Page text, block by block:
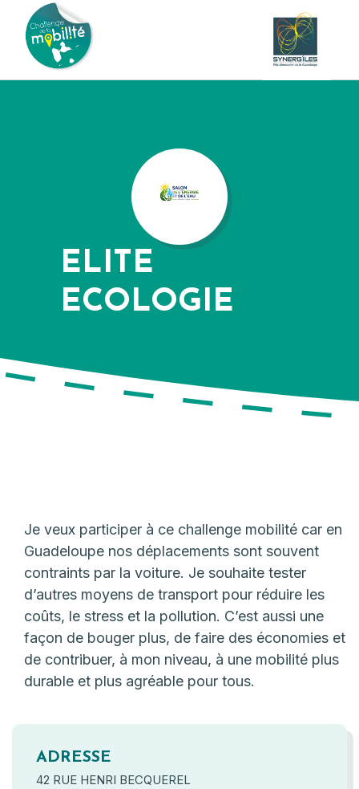
ELITE
ECOLOGIE
Je veux participer à ce challenge mobilité car en
Guadeloupe nos déplacements sont souvent
contraints par la voiture. Je souhaite tester
d’autres moyens de transport pour réduire les
coûts, le stress et la pollution. C’est aussi une
façon de bouger plus, de faire des économies et
de contribuer, à mon niveau, à une mobilité plus
durable et plus agréable pour tous.
ADRESSE
42 RUE HENRI BECQUEREL